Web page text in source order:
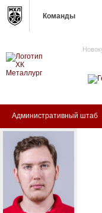
Команды
Административный штаб